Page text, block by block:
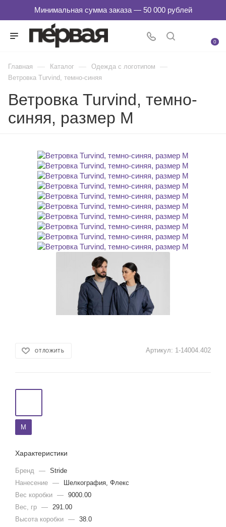
0
Главная — Каталог — Одежда с логотипом —
Ветровка Turvind, темно-синяя
Ветровка Turvind, темно-
синяя, размер M
ОТЛОЖИТЬ Артикул: 1-14004.402
M
Характеристики
Бренд — Stride
Нанесение —
Шелкография, Флекс
Вес коробки — 9000.00
Вес, гр — 291.00
Высота коробки — 38.0